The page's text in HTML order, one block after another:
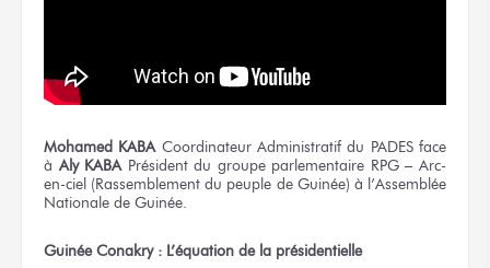
Mohamed KABACoordinateur Administratif du PADES face
àAly KABAPrésident du groupe parlementaire RPG – Arc-
en-ciel (Rassemblement du peuple de Guinée) à l’Assemblée
Nationale de Guinée.
Guinée Conakry : L’équation de la présidentielle